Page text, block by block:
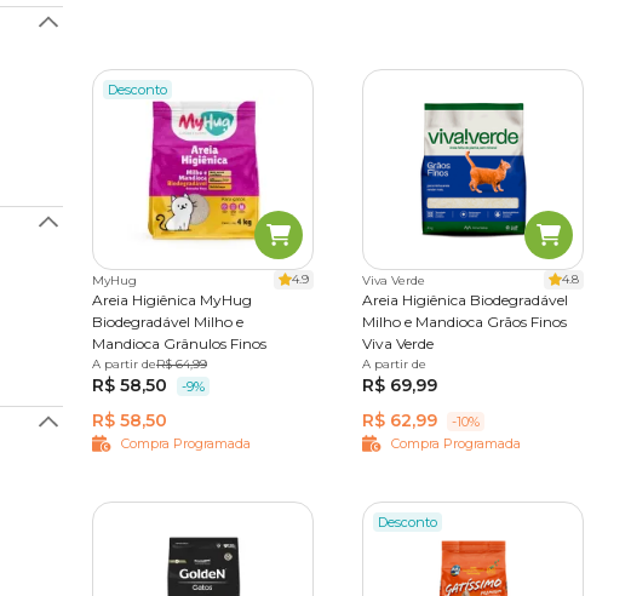
Desconto
MyHug 4.9
Areia Higiênica MyHug
Biodegradável Milho e
Mandioca Grânulos Finos
4 kg 10 kg
A partir deR$ 64,99
R$ 58,50 -9%
R$ 58,50
Compra Programada
Viva Verde 4.8
Areia Higiênica Biodegradável
Milho e Mandioca Grãos Finos
Viva Verde
4 kg
A partir de
R$ 69,99
R$ 62,99
-10%
Compra Programada
Desconto